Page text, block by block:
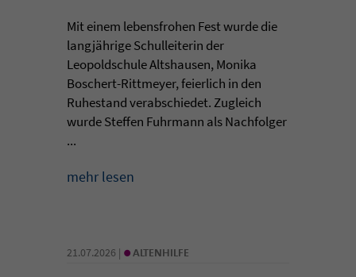
Mit einem lebensfrohen Fest wurde die
langjährige Schulleiterin der
Leopoldschule Altshausen, Monika
Boschert-Rittmeyer, feierlich in den
Ruhestand verabschiedet. Zugleich
wurde Steffen Fuhrmann als Nachfolger
...
mehr lesen
21.07.2026 | • ALTENHILFE